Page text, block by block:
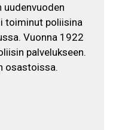
toiminut poliisina
Vuonna 1922
palvelukseen.
osastoissa.